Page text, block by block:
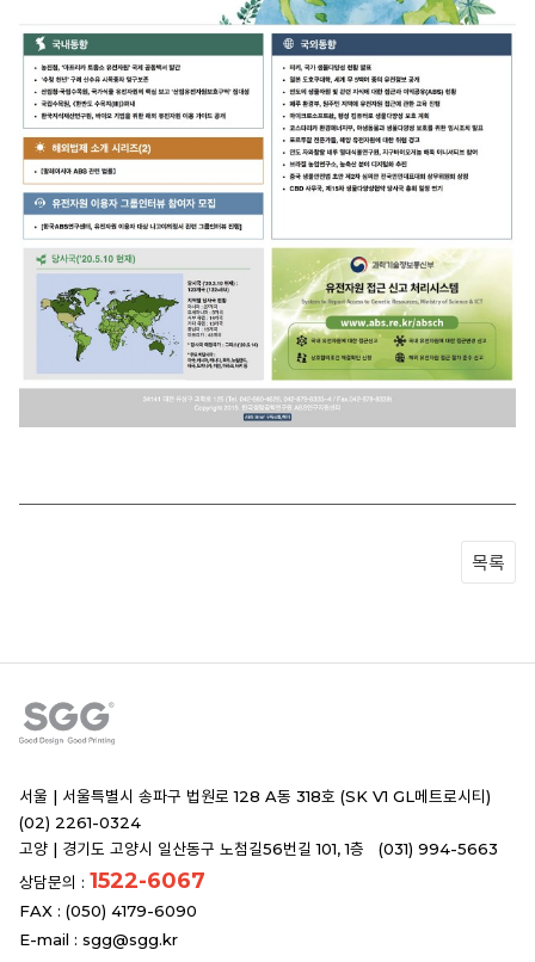
목록
서울 | 서울특별시 송파구 법원로 128 A동 318호 (SK V1 GL메트로시티)
(02) 2261-0324
고양 | 경기도 고양시 일산동구 노첨길56번길 101, 1층 (031) 994-5663
상담문의 : 1522-6067
FAX : (050) 4179-6090
E-mail : sgg@sgg.kr